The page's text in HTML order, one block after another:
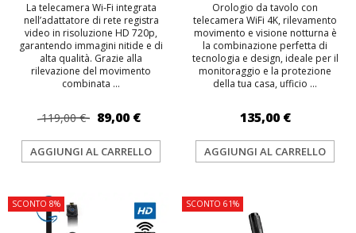
La telecamera Wi-Fi integrata
nell’adattatore di rete registra
video in risoluzione HD 720p,
garantendo immagini nitide e di
alta qualità. Grazie alla
rilevazione del movimento
combinata ...
119,00 € 89,00 €
AGGIUNGI AL CARRELLO
Orologio da tavolo con
telecamera WiFi 4K, rilevamento
movimento e visione notturna è
la combinazione perfetta di
tecnologia e design, ideale per il
monitoraggio e la protezione
della tua casa, ufficio ...
135,00 €
AGGIUNGI AL CARRELLO
SCONTO 8% SCONTO 61%